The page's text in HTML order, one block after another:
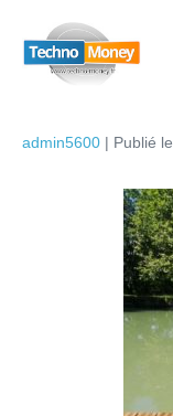
admin5600 | Publié le